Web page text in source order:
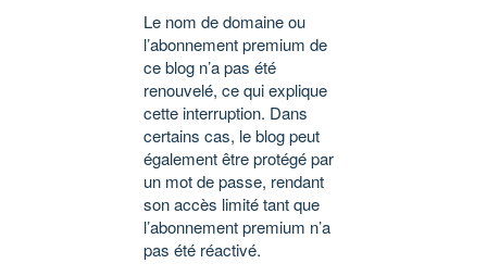
Le nom de domaine ou
l’abonnement premium de
ce blog n’a pas été
renouvelé, ce qui explique
cette interruption. Dans
certains cas, le blog peut
également être protégé par
un mot de passe, rendant
son accès limité tant que
l’abonnement premium n’a
pas été réactivé.